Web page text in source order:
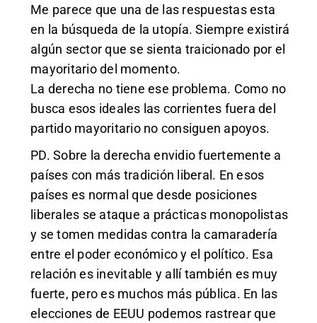
Me parece que una de las respuestas esta
en la búsqueda de la utopía. Siempre existirá
algún sector que se sienta traicionado por el
mayoritario del momento.
La derecha no tiene ese problema. Como no
busca esos ideales las corrientes fuera del
partido mayoritario no consiguen apoyos.
PD. Sobre la derecha envidio fuertemente a
países con más tradición liberal. En esos
países es normal que desde posiciones
liberales se ataque a prácticas monopolistas
y se tomen medidas contra la camaradería
entre el poder económico y el político. Esa
relación es inevitable y allí también es muy
fuerte, pero es muchos más pública. En las
elecciones de EEUU podemos rastrear que